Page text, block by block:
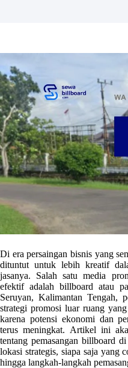
Di era persaingan bisnis yang
dituntut untuk lebih kreatif
jasanya. Salah satu media
efektif adalah billboard atau
Seruyan, Kalimantan Tengah,
strategi promosi luar ruang
karena potensi ekonomi dan
terus meningkat. Artikel ini
tentang pemasangan billboard
lokasi strategis, siapa saja yang
hingga langkah-langkah